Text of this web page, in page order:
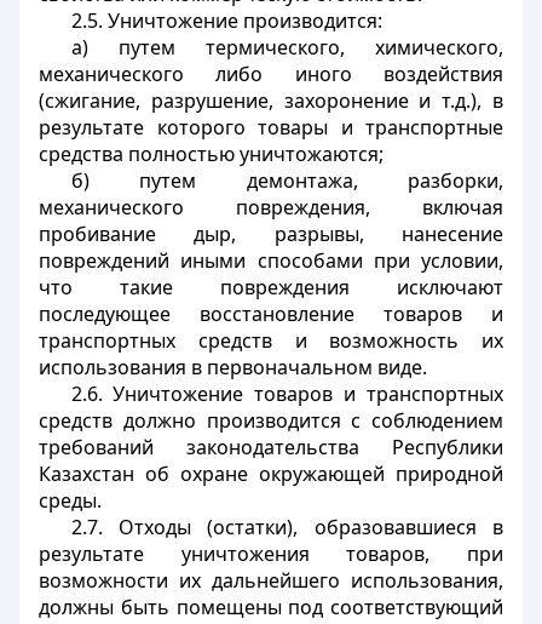
2.5. Уничтожение производится:
а) путем термического, химического,
механического либо иного воздействия
(сжигание, разрушение, захоронение и т.д.), в
результате которого товары и транспортные
средства полностью уничтожаются;
б) путем демонтажа, разборки,
механического повреждения, включая
пробивание дыр, разрывы, нанесение
повреждений иными способами при условии,
что такие повреждения исключают
последующее восстановление товаров и
транспортных средств и возможность их
использования в первоначальном виде.
2.6. Уничтожение товаров и транспортных
средств должно производится с соблюдением
требований законодательства Республики
Казахстан об охране окружающей природной
среды.
2.7. Отходы (остатки), образовавшиеся в
результате уничтожения товаров, при
возможности их дальнейшего использования,
должны быть помещены под соответствующий